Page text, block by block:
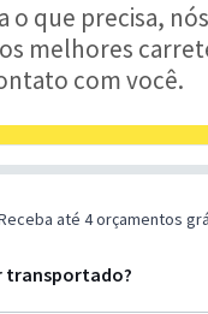
o que precisa, nós
melhores
com você.
até 4 orçamentos
transportado?